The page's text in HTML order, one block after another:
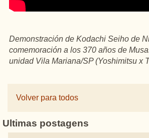
Demonstración de Kodachi Seiho de
comemoración a los 370 años de
unidad Vila Mariana/SP (Yoshimitsu x
Volver para todos
Ultimas postagens